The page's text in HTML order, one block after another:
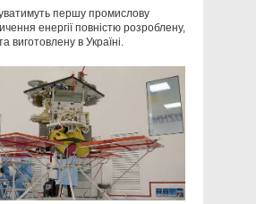
першу промислову
енергії повністю розроблену,
виготовлену в Україні.